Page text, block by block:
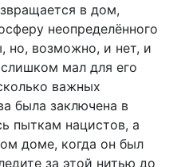
в дом,
неопределённого
но, возможно, и нет, и
мал для его
важных
была заключена в
пыткам нацистов, а
доме, когда он был
за этой нитью до